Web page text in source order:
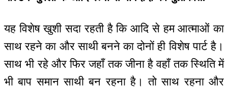
यह विशेष खुशी सदा रहती है कि आदि से हम आत्माओं का
साथ रहने का और साथी बनने का दोनों ही विशेष पार्ट है।
साथ भी रहे और फिर जहाँ तक जीना है वहाँ तक स्थिति में
भी बाप समान साथी बन रहना है। तो साथ रहना और